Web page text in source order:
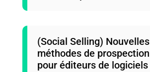
(Social Selling) Nouvelles
méthodes de prospection
pour éditeurs de logiciels